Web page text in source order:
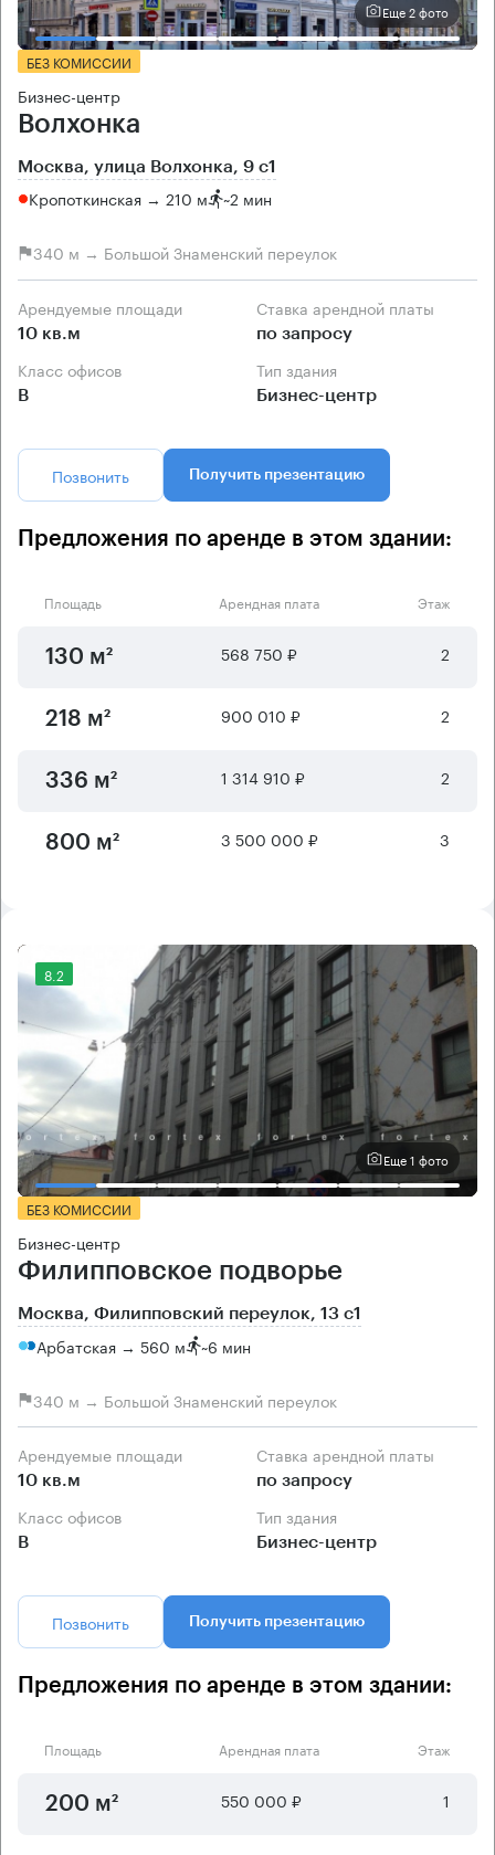
Еще 2 фото
БЕЗ КОМИССИИ
Бизнес-центр
Волхонка
Москва, улица Волхонка, 9 с1
Кропоткинская → 210 м ~2 мин
340 м → Большой Знаменский переулок
Арендуемые площади
10 кв.м
Ставка арендной платы
по запросу
Класс офисов
B
Тип здания
Бизнес-центр
Позвонить Получить презентацию
Предложения по аренде в этом здании:
Площадь Арендная плата Этаж
130 м² 568 750 ₽ 2
218 м² 900 010 ₽ 2
336 м² 1 314 910 ₽ 2
800 м² 3 500 000 ₽ 3
8.2
Еще 1 фото
БЕЗ КОМИССИИ
Бизнес-центр
Филипповское подворье
Москва, Филипповский переулок, 13 с1
Арбатская → 560 м ~6 мин
340 м → Большой Знаменский переулок
Арендуемые площади
10 кв.м
Ставка арендной платы
по запросу
Класс офисов
B
Тип здания
Бизнес-центр
Позвонить Получить презентацию
Предложения по аренде в этом здании:
Площадь Арендная плата Этаж
200 м² 550 000 ₽ 1